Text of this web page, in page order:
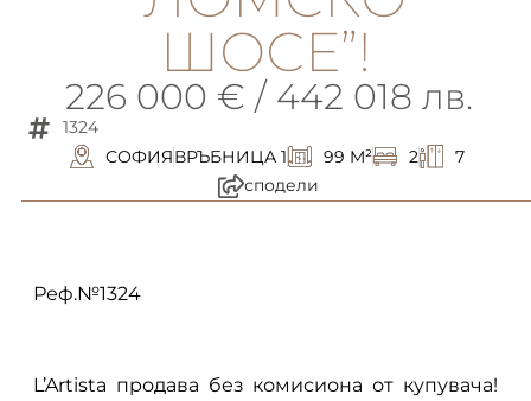
ШОСЕ”!
226 000 € / 442 018 лв.
1324
СОФИЯВРЪБНИЦА 1 99 M² 2
7
сподели
Реф.№1324
L’Artista продава без комисиона от купувача!